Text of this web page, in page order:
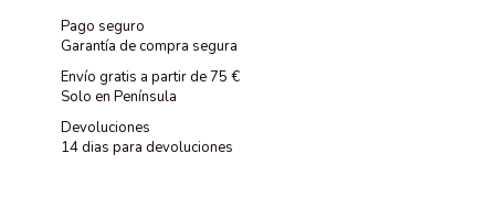
Pago seguro
Garantía de compra segura
Envío gratis a partir de 75 €
Solo en Península
Devoluciones
14 dias para devoluciones